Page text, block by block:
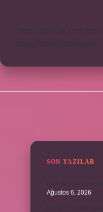
https://obirsite.com
https://
SON YAZILAR
Ağustos 6, 2026